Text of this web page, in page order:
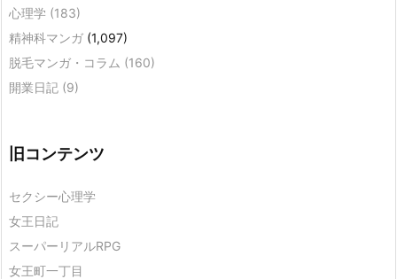
心理学 (183)
精神科マンガ (1,097)
脱毛マンガ・コラム (160)
開業日記 (9)
旧コンテンツ
セクシー心理学
女王日記
スーパーリアルRPG
女王町一丁目